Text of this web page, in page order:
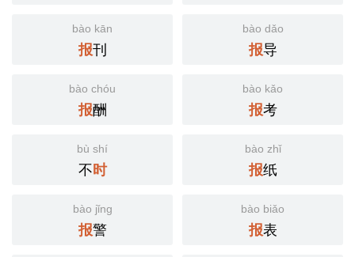
bào kān
报刊
bào dǎo
报导
bào chóu
报酬
bào kǎo
报考
bù shí
不时
bào zhǐ
报纸
bào jǐng
报警
bào biǎo
报表